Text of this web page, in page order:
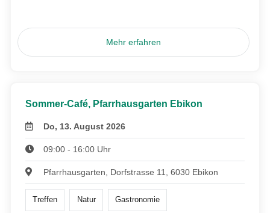
Mehr erfahren
Sommer-Café, Pfarrhausgarten Ebikon
Do, 13. August 2026
09:00 - 16:00 Uhr
Pfarrhausgarten, Dorfstrasse 11, 6030 Ebikon
Treffen Natur Gastronomie